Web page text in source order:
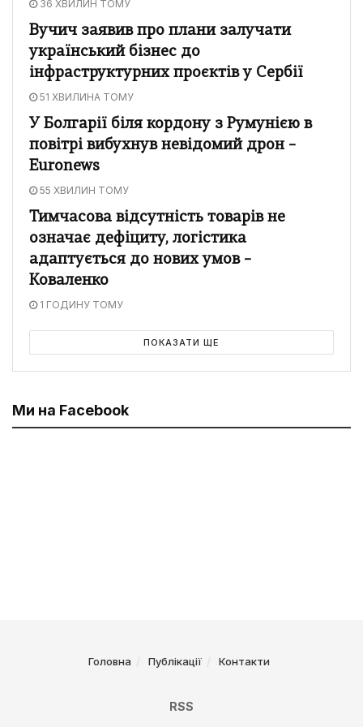
36 ХВИЛИН ТОМУ
Вучич заявив про плани залучати
український бізнес до
інфраструктурних проєктів у Сербії
51 ХВИЛИНА ТОМУ
У Болгарії біля кордону з Румунією в
повітрі вибухнув невідомий дрон –
Euronews
55 ХВИЛИН ТОМУ
Тимчасова відсутність товарів не
означає дефіциту, логістика
адаптується до нових умов –
Коваленко
1 ГОДИНУ ТОМУ
ПОКАЗАТИ ЩЕ
Ми на Facebook
Головна Публікації Контакти
RSS